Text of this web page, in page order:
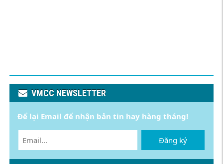
VMCC NEWSLETTER
Để lại Email để nhận bản tin hay hàng tháng!
Đăng ký